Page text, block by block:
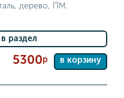
дерево, ПМ.
раздел
5300р в корзину